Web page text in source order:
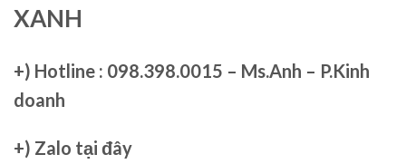
XANH
+) Hotline : 098.398.0015 – Ms.Anh – P.Kinh
doanh
+) Zalo tại đây